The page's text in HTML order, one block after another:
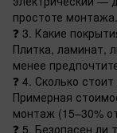
простоте монтажа.
❓ 3. Какие
Плитка, ламинат,
менее
❓ 4. Сколько
Примерная
монтаж (15–30%
❓ 5. Безопасен ли